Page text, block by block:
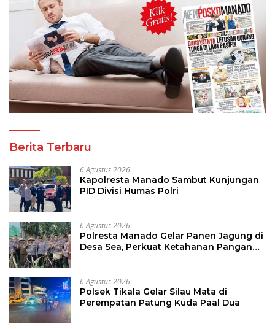
Berita Terbaru
6 Agustus 2026
Kapolresta Manado Sambut Kunjungan
PID Divisi Humas Polri
6 Agustus 2026
Polresta Manado Gelar Panen Jagung di
Desa Sea, Perkuat Ketahanan Pangan
6 Agustus 2026
Polsek Tikala Gelar Silau Mata di
Perempatan Patung Kuda Paal Dua